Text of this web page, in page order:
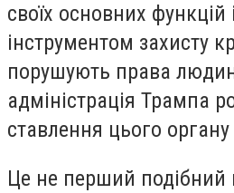
своїх основних функцій
інструментом захисту
порушують права
адміністрація Трампа
ставлення цього органу
Це не перший